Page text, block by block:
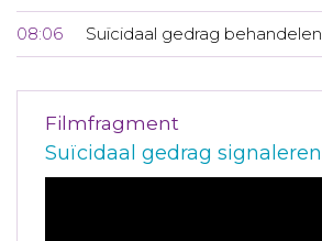
08:06 Suïcidaal gedrag behandelen
Filmfragment
Suïcidaal gedrag signaleren